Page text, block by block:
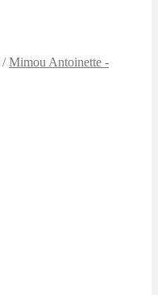
/Mimou Antoinette -